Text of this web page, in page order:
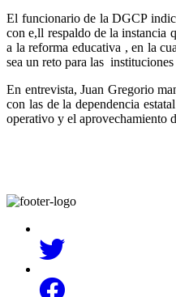
El funcionario de la DGCP
con e,ll respaldo de la instancia
a la reforma educativa , en la
sea un reto para las
En entrevista, Juan Gregorio
con las de la dependencia
operativo y el aprovechamiento